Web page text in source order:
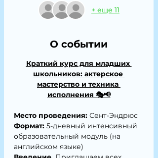
+ еще 11
О событии
Краткий курс для младших
школьников: актерское
мастерство и техника
исполнения 🎭📢
Место проведения: Сент-Эндрюс
Формат: 5-дневный интенсивный
образовательный модуль (на
английском языке)